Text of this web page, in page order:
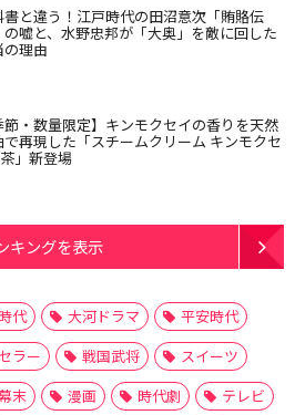
書と違う！江戸時代の田沼意次「賄賂伝
の嘘と、水野忠邦が「大奥」を敵に回した
の理由
節・数量限定】キンモクセイの香りを天然
で再現した「スチームクリーム キンモクセ
」新登場
キングを表示
代 大河ドラマ
平安時代
ラー 戦国武将
スイーツ
末 漫画 時代劇
テレビ